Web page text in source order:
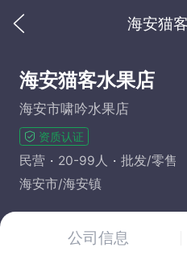
海安猫
海安猫客水果店
海安市啸吟水果店
资质认证
民营 20-99人
批发/零售
海安市/海安镇
公司信息